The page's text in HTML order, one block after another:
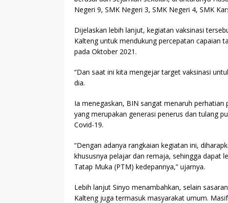
Negeri 9, SMK Negeri 3, SMK Negeri 4, SMK
Dijelaskan lebih lanjut, kegiatan vaksinasi
Kalteng untuk mendukung percepatan capaian
pada Oktober 2021.
“Dan saat ini kita mengejar target vaksinasi
dia.
Ia menegaskan, BIN sangat menaruh
yang merupakan generasi penerus dan tulang
Covid-19.
“Dengan adanya rangkaian kegiatan ini,
khususnya pelajar dan remaja, sehingga dapat
Tatap Muka (PTM) kedepannya,” ujarnya.
Lebih lanjut Sinyo menambahkan, selain
Kalteng juga termasuk masyarakat umum.